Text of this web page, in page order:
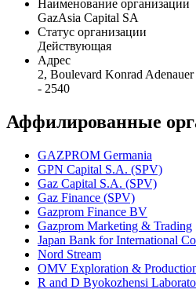
Общая информация
Наименование организации
GazAsia Capital SA
Статус организации
Адрес
2, Boulevard Konrad
Аффилированные
GAZPROM Germania
GPN Capital S.A. (SPV)
Gaz Capital S.A. (SPV)
Gaz Finance (SPV)
Gazprom Finance BV
Gazprom Marketing & Trading
Japan Bank for International